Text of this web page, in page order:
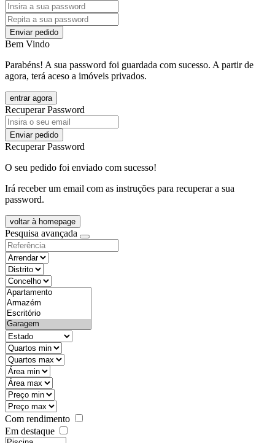
Enviar pedido
Bem Vindo
Parabéns! A sua password foi guardada com sucesso. A partir de
agora, terá aceso a imóveis privados.
entrar agora
Recuperar Password
Enviar pedido
Recuperar Password
O seu pedido foi enviado com sucesso!
Irá receber um email com as instruções para recuperar a sua
password.
voltar à homepage
Pesquisa avançada
objective
districtId
countyId
types
state
mintypo
maxtypo
minarea
maxarea
minprice
maxprice
Com rendimento
Em destaque